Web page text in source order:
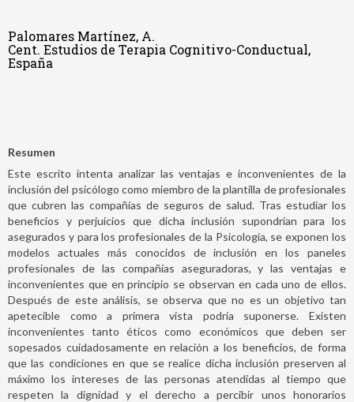
Palomares Martínez, A.
Cent. Estudios de Terapia Cognitivo-Conductual,
España
Resumen
Este escrito intenta analizar las ventajas e inconvenientes de la
inclusión del psicólogo como miembro de la plantilla de profesionales
que cubren las compañías de seguros de salud. Tras estudiar los
beneficios y perjuicios que dicha inclusión supondrían para los
asegurados y para los profesionales de la Psicología, se exponen los
modelos actuales más conocidos de inclusión en los paneles
profesionales de las compañías aseguradoras, y las ventajas e
inconvenientes que en principio se observan en cada uno de ellos.
Después de este análisis, se observa que no es un objetivo tan
apetecible como a primera vista podría suponerse. Existen
inconvenientes tanto éticos como económicos que deben ser
sopesados cuidadosamente en relación a los beneficios, de forma
que las condiciones en que se realice dicha inclusión preserven al
máximo los intereses de las personas atendidas al tiempo que
respeten la dignidad y el derecho a percibir unos honorarios